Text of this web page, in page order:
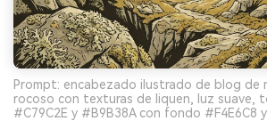
Prompt: encabezado ilustrado de blog de
rocoso con texturas de liquen, luz suave,
#C79C2E y #B9B38A con fondo #F4E6C8